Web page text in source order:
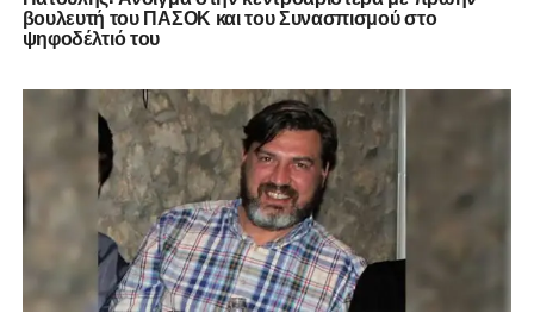
βουλευτή του ΠΑΣΟΚ και του Συνασπισμού στο
ψηφοδέλτιό του